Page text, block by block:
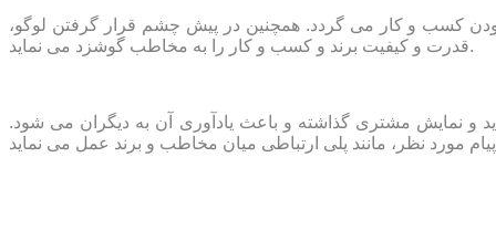
کسب و کار می گردد. همچنین در پیش چشم قرار گرفتن لوگو،
قدرت و کیفیت برند و کسب و کار را به مخاطب گوشزد می نماید.
و نمایش مشتری گذاشته و باعث یادآوری آن به دیگران می شود.